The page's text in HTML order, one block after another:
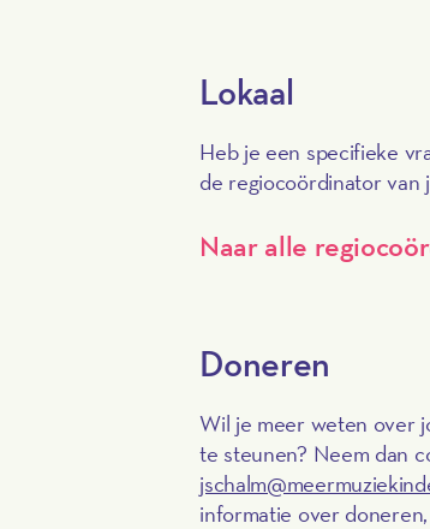
Lokaal
Heb je een specifieke
de regiocoördinator van
Naar alle
Doneren
Wil je meer weten over
te steunen? Neem dan
informatie over